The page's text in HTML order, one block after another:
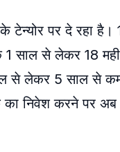
टेन्योर पर दे रहा
साल से लेकर 18
से लेकर 5 साल से
निवेश करने पर अब